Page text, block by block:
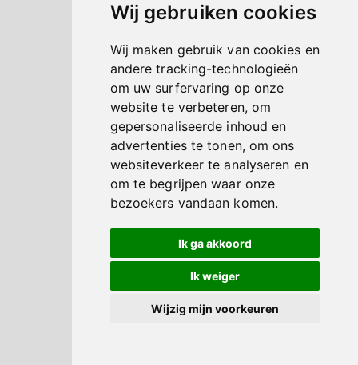
Wij gebruiken cookies
Wij maken gebruik van cookies en
andere tracking-technologieën
om uw surfervaring op onze
website te verbeteren, om
gepersonaliseerde inhoud en
advertenties te tonen, om ons
websiteverkeer te analyseren en
om te begrijpen waar onze
bezoekers vandaan komen.
Ik ga akkoord
Ik weiger
Wijzig mijn voorkeuren